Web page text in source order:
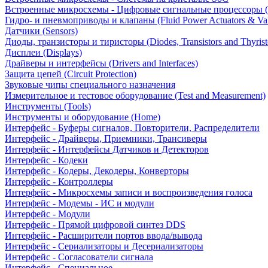
Встроенные микросхемы - Цифровые сигнальные
Гидро- и пневмоприводы и клапаны (Fluid Power Actuators &
Датчики (Sensors)
Диоды, транзисторы и тиристоры (Diodes, Transistors and
Дисплеи (Displays)
Драйверы и интерфейсы (Drivers and Interfaces)
Защита цепей (Circuit Protection)
Звуковые чипы специального назначения
Измерительное и тестовое оборудование (Test and Measurement)
Инструменты (Tools)
Инструменты и оборудование (Home)
Интерфейс - Буферы сигналов, Повторители, Распределители
Интерфейс - Драйверы, Приемники, Трансиверы
Интерфейс - Интерфейсы Датчиков и Детекторов
Интерфейс - Кодеки
Интерфейс - Кодеры, Декодеры, Конверторы
Интерфейс - Контроллеры
Интерфейс - Микросхемы записи и воспроизведения голоса
Интерфейс - Модемы - ИС и модули
Интерфейс - Модули
Интерфейс - Прямой цифровой синтез DDS
Интерфейс - Расширители портов ввода/вывода
Интерфейс - Сериализаторы и Десериализаторы
Интерфейс - Согласователи сигнала